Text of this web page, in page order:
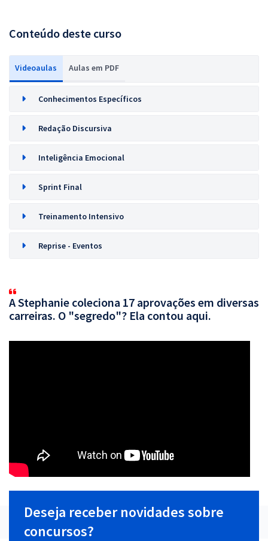
Conteúdo deste curso
Videoaulas Aulas em PDF
Conhecimentos Específicos
Redação Discursiva
Inteligência Emocional
Sprint Final
Treinamento Intensivo
Reprise - Eventos
A Stephanie coleciona 17 aprovações em diversas
carreiras. O "segredo"? Ela contou aqui.
Deseja receber novidades sobre
concursos?